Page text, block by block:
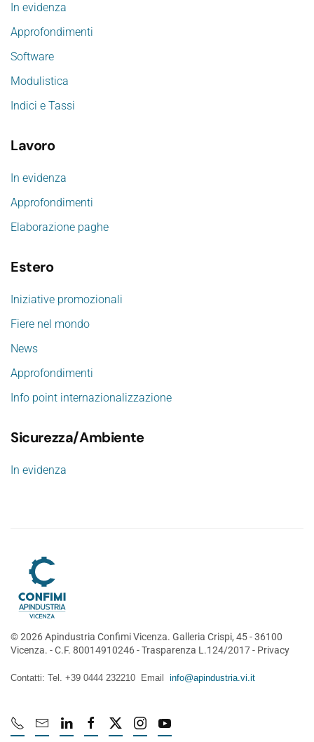
In evidenza
Approfondimenti
Software
Modulistica
Indici e Tassi
Lavoro
In evidenza
Approfondimenti
Elaborazione paghe
Estero
Iniziative promozionali
Fiere nel mondo
News
Approfondimenti
Info point internazionalizzazione
Sicurezza/Ambiente
In evidenza
©2026Apindustria Confimi Vicenza. Galleria Crispi, 45 - 36100
Vicenza. - C.F. 80014910246 -Trasparenza L.124/2017- Privacy
Contatti: Tel. +39 0444 232210 Email info@apindustria.vi.it